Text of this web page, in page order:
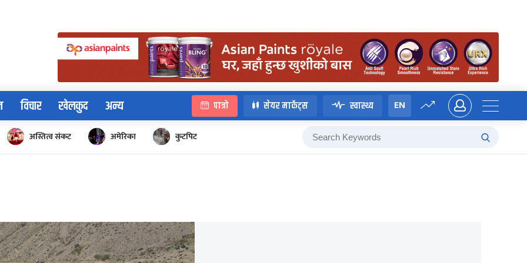
विचार खेलकुद अन्य पात्रो सेयर मार्केट्स स्वास्थ्य EN
अस्तित्व संकट अमेरिका कुटपिट